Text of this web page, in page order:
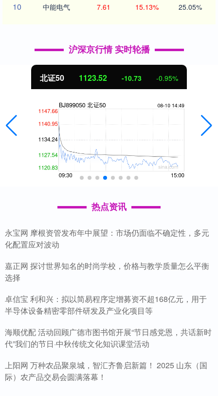
10 中能电气 7.61 15.13% 25.05%
沪深京行情 实时轮播
北证50 1123.52 -10.73 -0.95%
热点资讯
永宝网 摩根资管发布年中展望：市场仍面临不确定性，多元
化配置应对波动
嘉正网 探讨世界知名的时尚学校，价格与教学质量怎么平衡
选择
卓信宝 利和兴：拟以简易程序定增募资不超168亿元，用于
半导体设备精密零部件研发及产业化项目等
海顺优配 活动回顾广德市图书馆开展“节日感党恩，共话新时
代”我们的节日·中秋传统文化知识课堂活动
上阳网 万种农品聚泉城，智汇齐鲁启新篇！ 2025 山东（国
际）农产品交易会圆满落幕！